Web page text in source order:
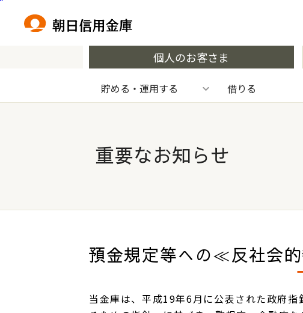
個人のお客さま
貯める・運用する 借りる
重要なお知らせ
預金規定等への≪反社会
当金庫は、平成19年6月に公表された政府